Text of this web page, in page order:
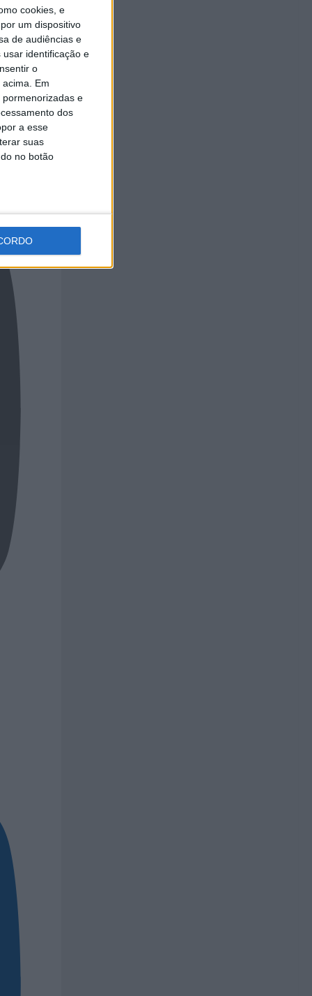
cookies, e
um dispositivo
de audiências e
identificação e
o
Em
e
dos
a esse
suas
no botão